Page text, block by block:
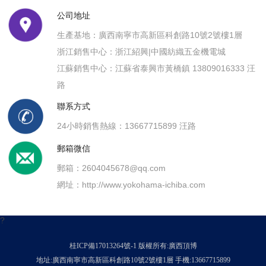
公司地址
生產基地：廣西南寧市高新區科創路10號2號樓1層
浙江銷售中心：浙江紹興|中國紡織五金機電城
江蘇銷售中心：江蘇省泰興市黃橋鎮 13809016333 汪
路
聯系方式
24小時銷售熱線：13667715899 汪路
郵箱微信
郵箱：2604045678@qq.com
網址： http://www.yokohama-ichiba.com
?
桂ICP備17013264號-1 版權所有:廣西頂博
地址:廣西南寧市高新區科創路10號2號樓1層 手機:13667715899